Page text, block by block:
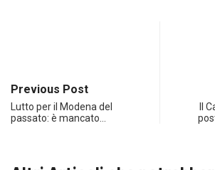
Previous Post
Lutto per il Modena del
passato: è mancato…
Il